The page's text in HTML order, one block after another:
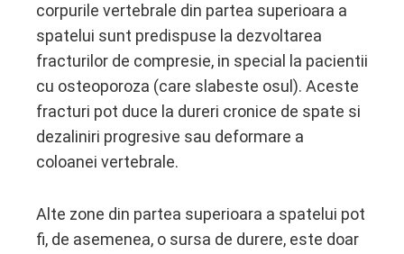
corpurile vertebrale din partea superioara a
spatelui sunt predispuse la dezvoltarea
fracturilor de compresie, in special la pacientii
cu osteoporoza (care slabeste osul). Aceste
fracturi pot duce la dureri cronice de spate si
dezaliniri progresive sau deformare a
coloanei vertebrale.
Alte zone din partea superioara a spatelui pot
fi, de asemenea, o sursa de durere, este doar